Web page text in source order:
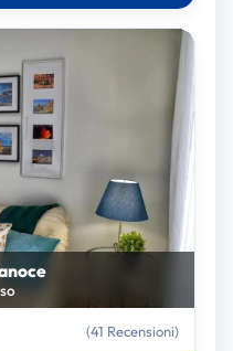
(41 Recensioni)